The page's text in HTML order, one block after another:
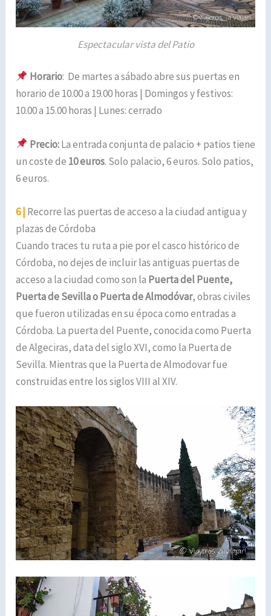
Espectacular vista del Patio
Horario: De martes a sábado abre sus puertas en
horario de 10.00 a 19.00 horas | Domingos y festivos:
10.00 a 15.00 horas | Lunes: cerrado
Precio:La entrada conjunta de palacio + patios tiene
un coste de 10 euros. Solo palacio, 6 euros. Solo patios,
6 euros.
6 | Recorre las puertas de acceso a la ciudad antigua y
plazas de Córdoba
Cuando traces tu ruta a pie por el casco histórico de
Córdoba, no dejes de incluir las antiguas puertas de
acceso a la ciudad como son la Puerta del Puente,
Puerta de Sevilla o Puerta de Almodóvar, obras civiles
que fueron utilizadas en su época como entradas a
Córdoba. La puerta del Puente, conocida como Puerta
de Algeciras, data del siglo XVI, como la Puerta de
Sevilla. Mientras que la Puerta de Almodovar fue
construidas entre los siglos VIII al XIV.